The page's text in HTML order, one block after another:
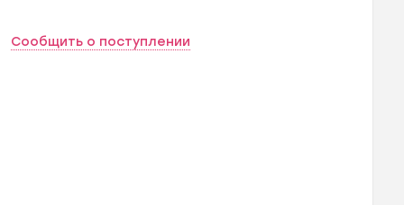
Сообщить о поступлении